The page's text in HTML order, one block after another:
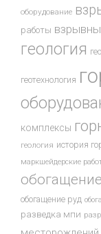
оборудование
работы
геология
геотехнология
комплексы
геология история
маркшейдерские
обогащение руд
разведка мпи